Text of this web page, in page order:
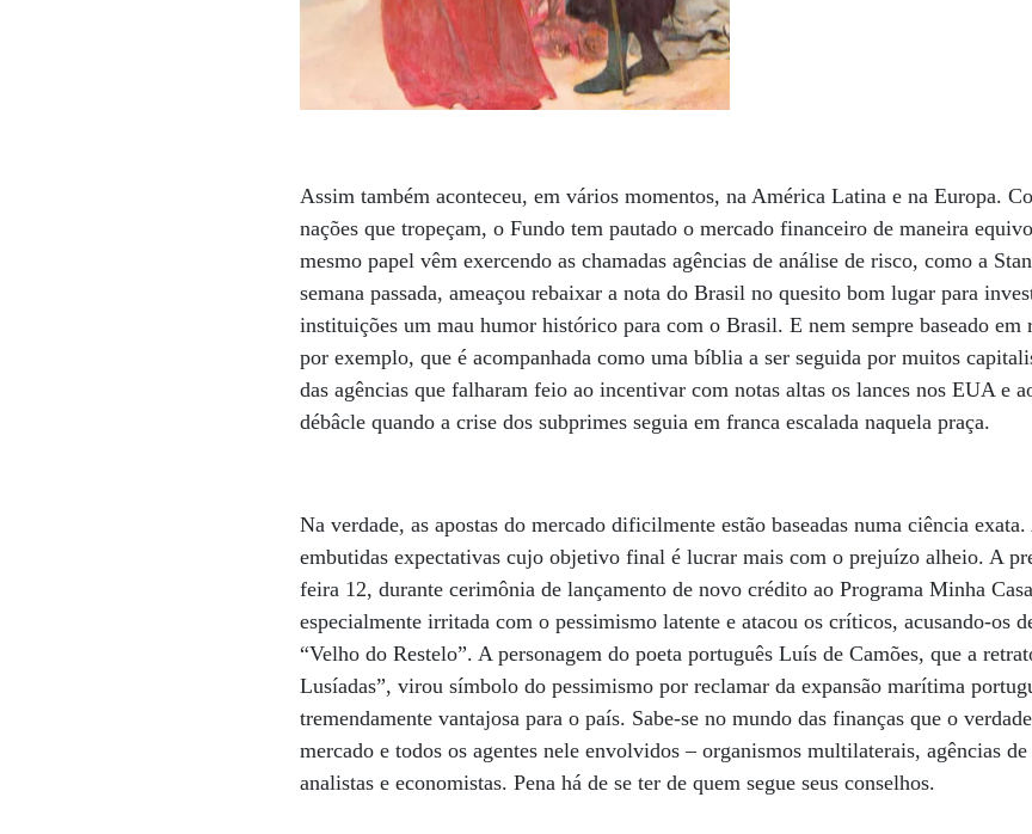
Assim também aconteceu, em vários momentos, na América Latina e na Europa.
nações que tropeçam, o Fundo tem pautado o mercado financeiro de maneira
mesmo papel vêm exercendo as chamadas agências de análise de risco, como a
semana passada, ameaçou rebaixar a nota do Brasil no quesito bom lugar para
instituições um mau humor histórico para com o Brasil. E nem sempre baseado em
por exemplo, que é acompanhada como uma bíblia a ser seguida por muitos
das agências que falharam feio ao incentivar com notas altas os lances nos EUA e
débâcle quando a crise dos subprimes seguia em franca escalada naquela praça.
Na verdade, as apostas do mercado dificilmente estão baseadas numa ciência
embutidas expectativas cujo objetivo final é lucrar mais com o prejuízo alheio. A
feira 12, durante cerimônia de lançamento de novo crédito ao Programa Minha
especialmente irritada com o pessimismo latente e atacou os críticos, acusando-os
“Velho do Restelo”. A personagem do poeta português Luís de Camões, que a
Lusíadas”, virou símbolo do pessimismo por reclamar da expansão marítima
tremendamente vantajosa para o país. Sabe-se no mundo das finanças que o
mercado e todos os agentes nele envolvidos – organismos multilaterais, agências
analistas e economistas. Pena há de se ter de quem segue seus conselhos.